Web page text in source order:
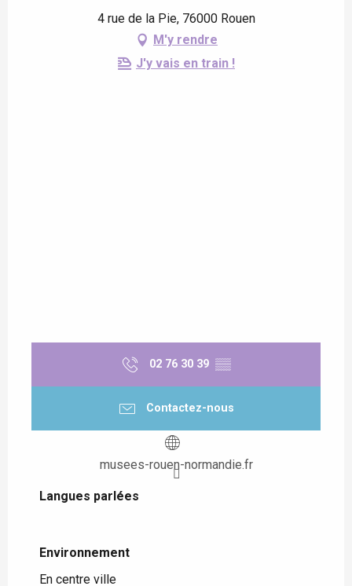
4 rue de la Pie, 76000 Rouen
M'y rendre
J'y vais en train !
02 76 30 39 ▒▒
Contactez-nous
musees-rouen-normandie.fr
Langues parlées
Langues parlées
Environnement
Environnement
En centre ville